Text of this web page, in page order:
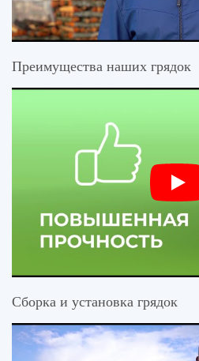
Преимущества наших грядок
Сборка и установка грядок